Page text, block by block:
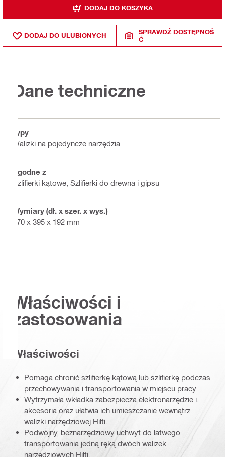
DODAJ DO KOSZYKA
DODAJ DO ULUBIONYCH
SPRAWDŹ DOSTĘPNOŚ
Ć
Dane techniczne
Typy
Walizki na pojedyncze narzędzia
Zgodne z
Szlifierki kątowe, Szlifierki do drewna i gipsu
Wymiary (dł. x szer. x wys.)
570 x 395 x 192 mm
Właściwości i
zastosowania
Właściwości
Pomaga chronić szlifierkę kątową lub szlifierkę podczas
przechowywania i transportowania w miejscu pracy
Wytrzymała wkładka zabezpiecza elektronarzędzie i
akcesoria oraz ułatwia ich umieszczanie wewnątrz
walizki narzędziowej Hilti.
Podwójny, beznarzędziowy uchwyt do łatwego
transportowania jedną ręką dwóch walizek
narzędziowych Hilti.